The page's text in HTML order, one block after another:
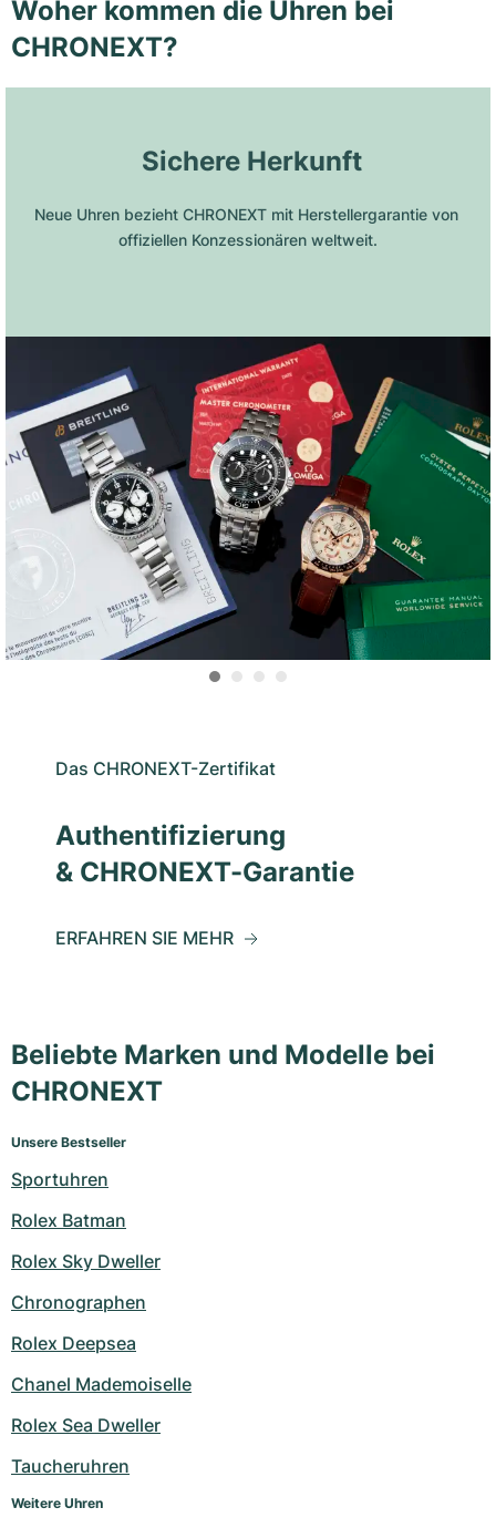
Woher kommen die Uhren bei
CHRONEXT?
Sichere Herkunft
Neue Uhren bezieht CHRONEXT mit Herstellergarantie von
offiziellen Konzessionären weltweit.
Das CHRONEXT-Zertifikat
Authentifizierung
& CHRONEXT-Garantie
ERFAHREN SIE MEHR
Beliebte Marken und Modelle bei
CHRONEXT
Unsere Bestseller
Sportuhren
Rolex Batman
Rolex Sky Dweller
Chronographen
Rolex Deepsea
Chanel Mademoiselle
Rolex Sea Dweller
Taucheruhren
Weitere Uhren